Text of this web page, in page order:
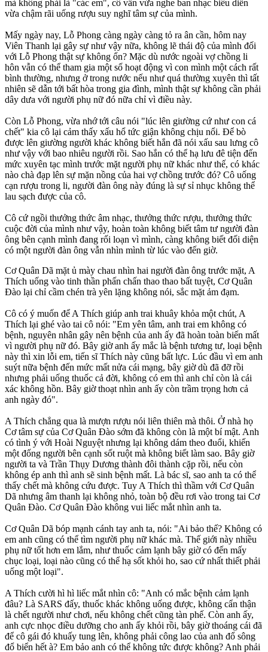
mà không phải là "các em", cô vẫn vừa nghe ban nhạc biểu diễn
vừa chậm rãi uống rượu suy nghĩ tâm sự của mình.
Mấy ngày nay, Lỗ Phong càng ngày càng tỏ ra ân cần, hôm nay
Viên Thanh lại gây sự như vậy nữa, không lẽ thái độ của mình đối
với Lỗ Phong thật sự không ổn? Mặc dù nước ngoài vợ chồng li
hôn vẫn có thể tham gia một số hoạt động vì con mình một cách rất
bình thường, nhưng ở trong nước nếu như quá thường xuyên thì tất
nhiên sẽ dẫn tới bất hòa trong gia đình, mình thật sự không cần phải
dây dưa với người phụ nữ đó nữa chỉ vì điều này.
Còn Lỗ Phong, vừa nhớ tới câu nói "lúc lên giường cứ như con cá
chết" kia cô lại cảm thấy xấu hổ tức giận không chịu nổi. Để bò
được lên giường người khác không biết hắn đã nói xấu sau lưng cô
như vậy với bao nhiêu người rồi. Sao hắn có thể hạ lưu đê tiện đến
mức xuyên tạc mình trước mặt người phụ nữ khác như thế, có khác
nào chà đạp lên sự mặn nồng của hai vợ chồng trước đó? Cô uống
cạn rượu trong li, người đàn ông này đúng là sự sỉ nhục không thể
lau sạch được của cô.
Cô cứ ngồi thưởng thức âm nhạc, thưởng thức rượu, thưởng thức
cuộc đời của mình như vậy, hoàn toàn không biết tâm tư người đàn
ông bên cạnh mình đang rối loạn vì mình, càng không biết đối diện
có một người đàn ông vẫn nhìn mình từ lúc vào đến giờ.
Cơ Quân Dã mặt ủ mày chau nhìn hai người đàn ông trước mặt, A
Thích uống vào tinh thần phấn chấn thao thao bất tuyệt, Cơ Quân
Đào lại chỉ cầm chén trà yên lặng không nói, sắc mặt ảm đạm.
Cô có ý muốn để A Thích giúp anh trai khuây khỏa một chút, A
Thích lại ghé vào tai cô nói: "Em yên tâm, anh trai em không có
bệnh, nguyên nhân gây nên bệnh của anh ấy đã hoàn toàn biến mất
vì người phụ nữ đó. Bây giờ anh ấy mắc là bệnh tương tư, loại bệnh
này thì xin lỗi em, tiến sĩ Thích này cũng bất lực. Lúc đầu vì em anh
suýt nữa bệnh đến mức mất nửa cái mạng, bây giờ dù đã đỡ rồi
nhưng phải uống thuốc cả đời, không có em thì anh chỉ còn là cái
xác không hồn. Bây giờ thoạt nhìn anh ấy còn trầm trọng hơn cả
anh ngày đó".
A Thích chẳng qua là mượn rượu nói liên thiên mà thôi. Ở nhà họ
Cơ tâm sự của Cơ Quân Đào sớm đã không còn là một bí mật. Anh
có tình ý với Hoài Nguyệt nhưng lại không dám theo đuổi, khiến
một đống người bên cạnh sốt ruột mà không biết làm sao. Bây giờ
người ta và Trần Thụy Dương thành đôi thành cặp rồi, nếu còn
không ép anh thì anh sẽ sinh bệnh mất. Là bác sĩ, sao anh ta có thể
thấy chết mà không cứu được. Tuy A Thích thì thầm với Cơ Quân
Dã nhưng âm thanh lại không nhỏ, toàn bộ đều rơi vào trong tai Cơ
Quân Đào. Cơ Quân Đào không vui liếc mắt nhìn anh ta.
Cơ Quân Dã bóp mạnh cánh tay anh ta, nói: "Ai bảo thế? Không có
em anh cũng có thể tìm người phụ nữ khác mà. Thế giới này nhiều
phụ nữ tốt hơn em lắm, như thuốc cảm lạnh bây giờ có đến mấy
chục loại, loại nào cũng có thể hạ sốt khỏi ho, sao cứ nhất thiết phải
uống một loại".
A Thích cười hì hì liếc mắt nhìn cô: "Anh có mắc bệnh cảm lạnh
đâu? Là SARS đấy, thuốc khác không uống được, không cẩn thận
là chết người như chơi, nếu không chết cũng tàn phế. Còn anh ấy,
anh cực nhọc điều dưỡng cho anh ấy khỏi rồi, bây giờ thoáng cái đã
để cô gái đó khuấy tung lên, không phải công lao của anh đổ sông
đổ biển hết à? Em bảo anh có thể không tức được không? Anh phải